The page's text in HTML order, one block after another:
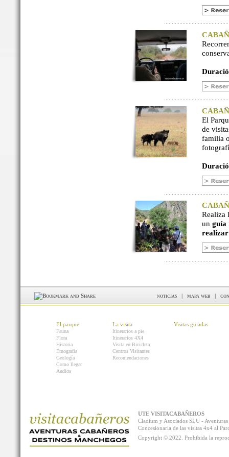
El
de
familia
Realiza
un guía
noticias | mapa web |
El parque
Fauna
Flora
Historia
Etnografía
Geología
Como llegar
Audios
La visita
Itinerarios a pie
Itinerarios 4X4
Visita en Bicicleta
Centros Visitantes
Recomendaciones
Visitas guiadas
UTE VISITACABAÑEROS
Cladium y Asociados SLU -
Concesionaria de las visitas 4x4 al
Copyright © 2022. Prohibida la